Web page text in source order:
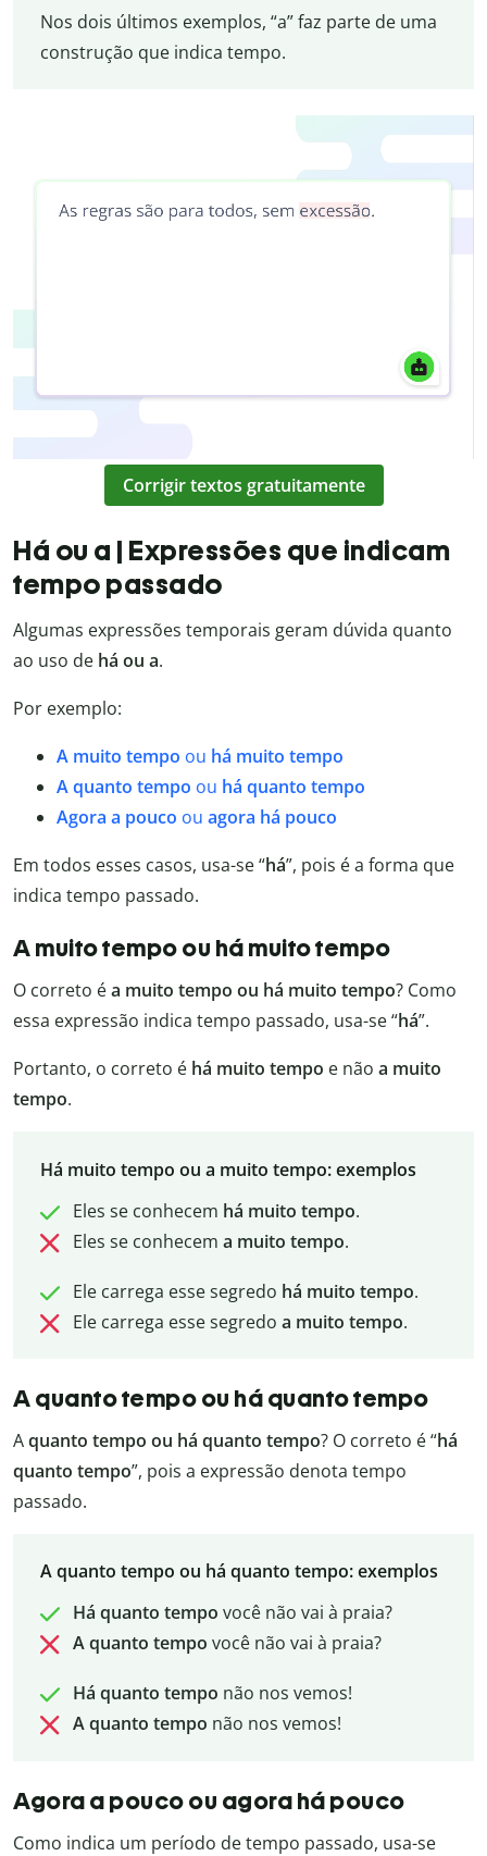
Nos dois últimos exemplos, “a” faz parte de uma
construção que indica tempo.
Corrigir textos gratuitamente
Há ou a | Expressões que indicam
tempo passado
Algumas expressões temporais geram dúvida quanto
ao uso de há ou a.
Por exemplo:
A muito tempo ou há muito tempo
A quanto tempo ou há quanto tempo
Agora a pouco ou agora há pouco
Em todos esses casos, usa-se “há”, pois é a forma que
indica tempo passado.
A muito tempo ou há muito tempo
O correto éa muito tempo ou há muito tempo? Como
essa expressão indica tempo passado, usa-se “há”.
Portanto, o correto é há muito tempo e não a muito
tempo.
Há muito tempo ou a muito tempo: exemplos
Eles se conhecem há muito tempo.
Eles se conhecem a muito tempo.
Ele carrega esse segredo há muito tempo.
Ele carrega esse segredo a muito tempo.
A quanto tempo ou há quanto tempo
Aquanto tempo ou há quanto tempo? O correto é “há
quanto tempo”, pois a expressão denota tempo
passado.
A quanto tempo ou há quanto tempo: exemplos
Há quanto tempo você não vai à praia?
A quanto tempo você não vai à praia?
Há quanto tempo não nos vemos!
A quanto tempo não nos vemos!
Agora a pouco ou agora há pouco
Como indica um período de tempo passado, usa-se